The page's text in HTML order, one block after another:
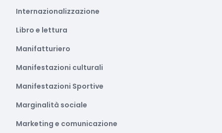
Internazionalizzazione
Libro e lettura
Manifatturiero
Manifestazioni culturali
Manifestazioni Sportive
Marginalità sociale
Marketing e comunicazione